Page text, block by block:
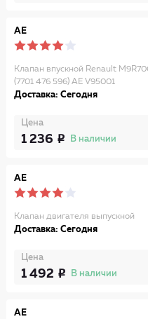
AE
Клапан впускной Renault
(7701 476 596) AE V95001
Доставка: Сегодня
Цена
1 236 В наличии
AE
Клапан двигателя выпускной
Доставка: Сегодня
Цена
1 492 В наличии
AE